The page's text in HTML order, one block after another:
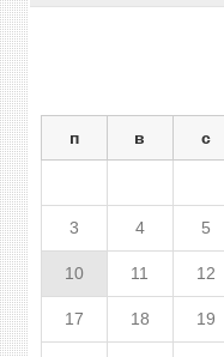
п в с
3 4 5
10 11 12
17 18 19